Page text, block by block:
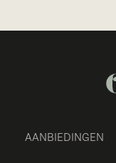
AANBIEDINGEN